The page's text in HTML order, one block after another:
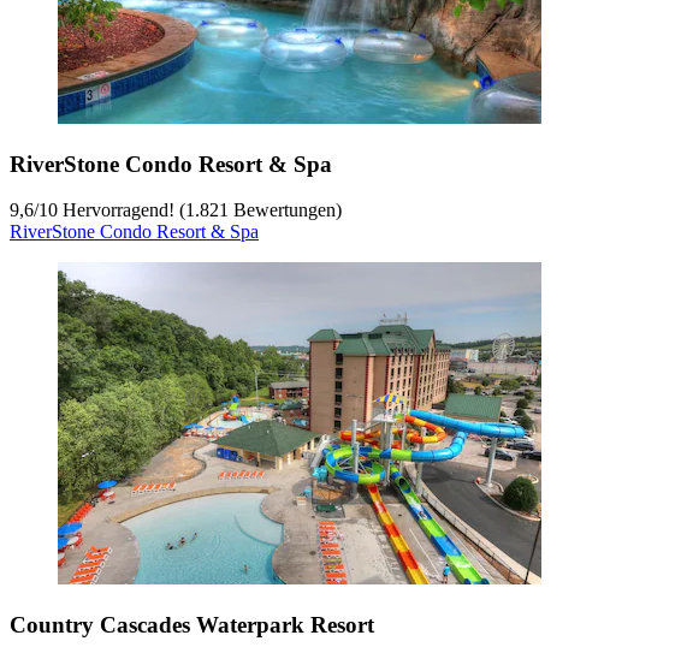
RiverStone Condo Resort & Spa
9,6/10 Hervorragend! (1.821 Bewertungen)
RiverStone Condo Resort & Spa
Country Cascades Waterpark Resort